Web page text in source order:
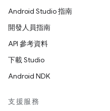
Android Studio 指南
開發人員指南
API 參考資料
下載 Studio
Android NDK
支援服務